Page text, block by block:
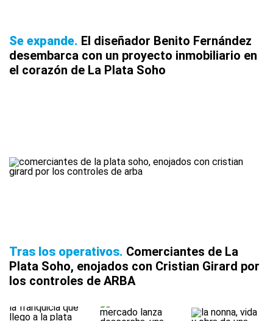
Se expande El diseñador Benito Fernández
desembarca con un proyecto inmobiliario en
el corazón de La Plata Soho
Tras los operativos Comerciantes de La
Plata Soho, enojados con Cristian Girard por
los controles de ARBA